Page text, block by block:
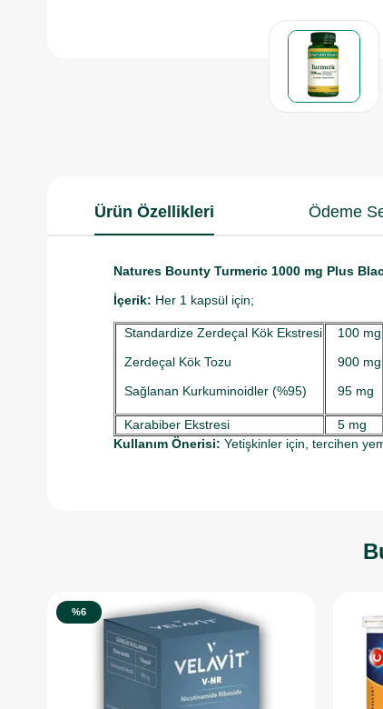
Ürün Özellikleri Ödeme
Natures Bounty Turmeric 1000 mg Plus
İçerik: Her 1 kapsül için;
Standardize Zerdeçal Kök Ekstresi
Zerdeçal Kök Tozu
Sağlanan Kurkuminoidler (%95)
100 mg
900 mg
95 mg
Karabiber Ekstresi
5 mg
Kullanım Önerisi: Yetişkinler için, tercihen
%6